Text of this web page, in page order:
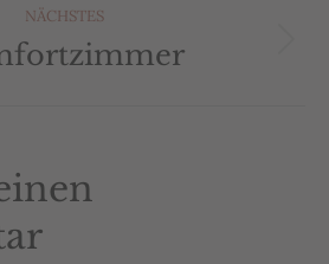
NÄCHSTES
Nächstes